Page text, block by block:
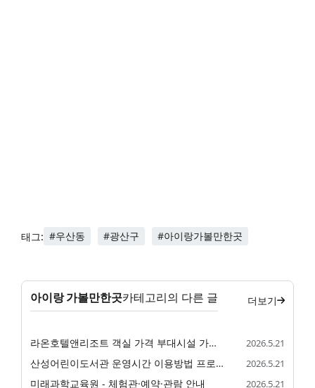
태그: #우산동 #광산구 #아이랑가볼만한곳
아이랑 가볼만한곳카테고리의 다른 글 더보기
라온호텔앤리조트 객실 가격 부대시설 가족 숙소 정리 2026.5.21
산성어린이도서관 운영시간 이용방법 프로그램 정리 2026.5.21
미래과학교육원 - 체험관·예약·관람 안내 2026.5.21